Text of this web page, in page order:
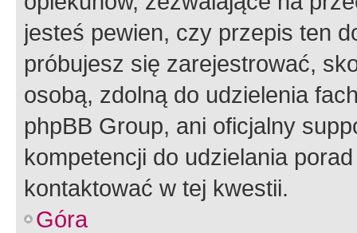
jesteś pewien, czy przepis ten
próbujesz się zarejestrować,
osobą, zdolną do udzielenia
phpBB Group, ani oficjalny
kompetencji do udzielania
kontaktować w tej kwestii.
Góra